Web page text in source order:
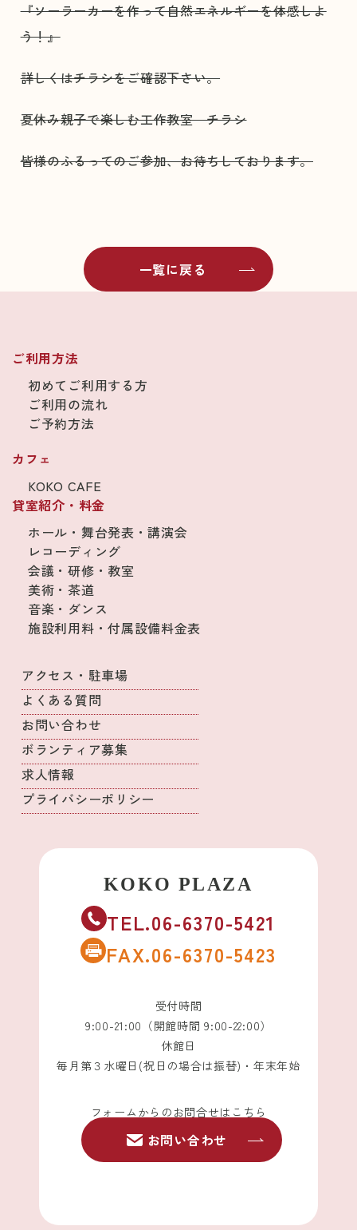
『ソーラーカーを作って自然エネルギーを体感しよ
う！』
詳しくはチラシをご確認下さい。
夏休み親子で楽しむ工作教室 チラシ
皆様のふるってのご参加、お待ちしております。
一覧に戻る
ご利用方法
初めてご利用する方
ご利用の流れ
ご予約方法
カフェ
KOKO CAFE
貸室紹介・料金
ホール・舞台発表・講演会
レコーディング
会議・研修・教室
美術・茶道
音楽・ダンス
施設利用料・付属設備料金表
アクセス・駐車場
よくある質問
お問い合わせ
ボランティア募集
求人情報
プライバシーポリシー
TEL.06-6370-5421
FAX.06-6370-5423
受付時間
9:00-21:00（開館時間 9:00-22:00）
休館日
毎月第３水曜日(祝日の場合は振替)・年末年始
フォームからのお問合せはこちら
お問い合わせ